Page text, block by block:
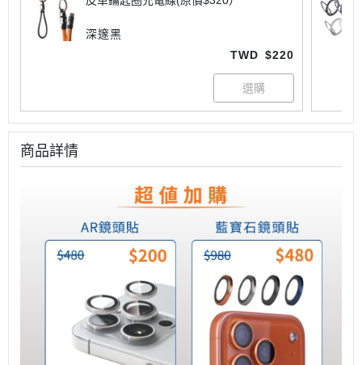
深邃黑
TWD $220
商品詳情